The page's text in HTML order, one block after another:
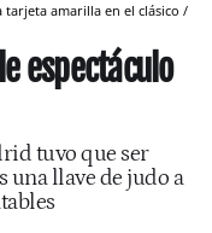
tarjeta amarilla en el clásico /
espectáculo
tuvo que ser
una llave de judo a